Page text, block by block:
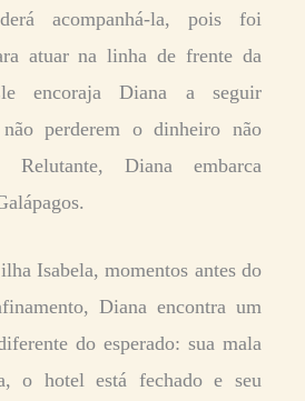
acompanhá-la, pois foi
atuar na linha de frente da
encoraja Diana a seguir
perderem o dinheiro não
Relutante, Diana embarca
Isabela, momentos antes do
Diana encontra um
do esperado: sua mala
o hotel está fechado e seu